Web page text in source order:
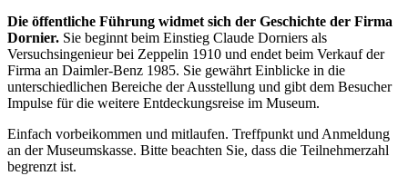
Die öffentliche Führung widmet sich der Geschichte der Firma
Dornier. Sie beginnt beim Einstieg Claude Dorniers als
Versuchsingenieur bei Zeppelin 1910 und endet beim Verkauf der
Firma an Daimler-Benz 1985. Sie gewährt Einblicke in die
unterschiedlichen Bereiche der Ausstellung und gibt dem Besucher
Impulse für die weitere Entdeckungsreise im Museum.
Einfach vorbeikommen und mitlaufen. Treffpunkt und Anmeldung
an der Museumskasse. Bitte beachten Sie, dass die Teilnehmerzahl
begrenzt ist.